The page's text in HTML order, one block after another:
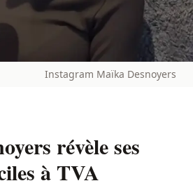
Instagram Maïka Desnoyers
révèle ses
à TVA